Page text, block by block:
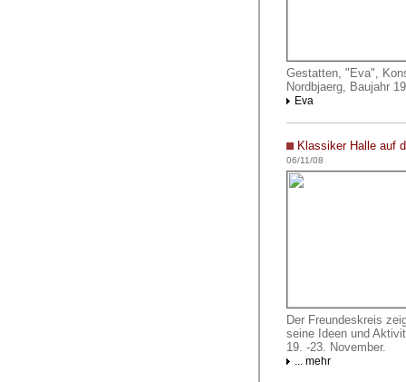
Gestatten, "Eva",
Nordbjaerg, Baujahr
Eva
Klassiker Halle auf
06/11/08
Der Freundeskreis
seine Ideen und
19. -23. November.
... mehr